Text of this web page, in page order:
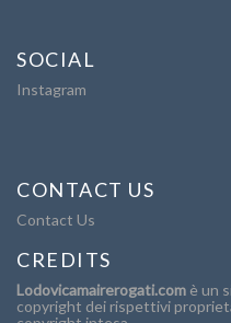
SOCIAL
Instagram
CONTACT US
Contact Us
CREDITS
Lodovicamairerogati.com è un
copyright dei rispettivi